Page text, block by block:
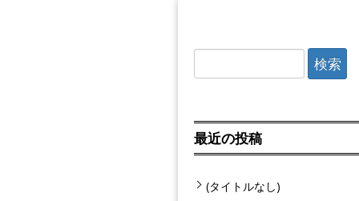
最近の投稿
(タイトルなし)